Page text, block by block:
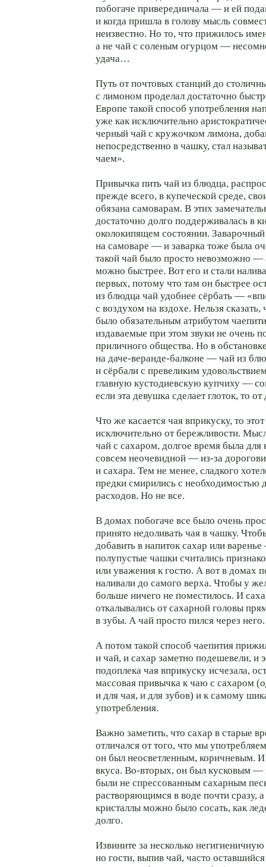
побогаче привередничала — и ей
и когда пришла в голову мысль
неизвестно. Но то, что прижилось
а не чай с соленым огурцом —
удача…
Путь от почтовых станций до
с лимоном проделал достаточно
Европе такой способ употребления
уже как исключительно
черный чай с кружочком лимона,
непосредственно в чашку, стал
чаем».
Привычка пить чай из блюдца,
прежде всего, в купеческой среде,
обязана самоварам. В этих
достаточно долго поддерживалась в
околокипящем состоянии. Заварочный
на самоваре — и заварка тоже была
такой чай было просто невозможно —
можно быстрее. Вот его и стали
первых, потому что там он быстрее
из блюдца чай удобнее сёрбать —
с воздухом на вздохе. Нельзя
было обязательным атрибутом
издаваемые при этом звуки не очень
приличного общества. Но в
на даче-веранде-балконе — чай из
и сёрбали с превеликим
главную кустодиевскую купчиху —
если эта девушка сделает глоток, то
Что же касается чая вприкуску, то
исключительно от бережливости.
чай с сахаром, долгое время была
совсем неочевидной — из-за
и сахара. Тем не менее, сладкого
предки смирились с необходимостью
расходов. Но не все.
В домах побогаче все было очень
принято недоливать чая в чашку.
добавить в напиток сахар или
полупустые чашки считались
или уважения к гостю. А вот в домах
наливали до самого верха. Чтобы у
больше ничего не поместилось. И
откалывались от сахарной головы
в зубы. А чай просто пился через него.
А потом такой способ чаепития
и чай, и сахар заметно подешевели, и
подоплека чая вприкуску исчезала,
массовая привычка к чаю с сахаром
и для чая, и для зубов) и к самому
употребления.
Важно заметить, что сахар в старые
отличался от того, что мы
он был неосветленным, коричневым.
вкуса. Во-вторых, он был кусковым —
были не спрессованным сахарным
растворяющимся в воде почти сразу,
кристаллы можно было сосать, как
долго.
Извините за несколько
но гости, выпив чай, часто